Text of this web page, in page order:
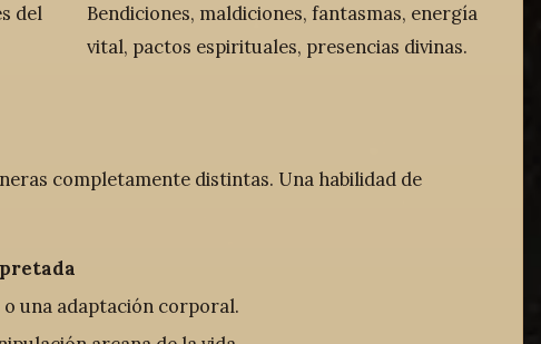
del
Bendiciones, maldiciones, fantasmas, energía
vital, pactos espirituales, presencias divinas.
completamente distintas. Una habilidad de
una adaptación corporal.